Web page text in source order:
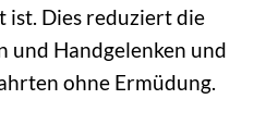
ist. Dies reduziert die
und Handgelenken und
ohne Ermüdung.